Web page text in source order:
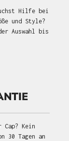
Hilfe bei
und Style?
Auswahl bis
Kein
30 Tagen an